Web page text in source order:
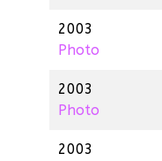
2003
Photo
2003
Photo
2003